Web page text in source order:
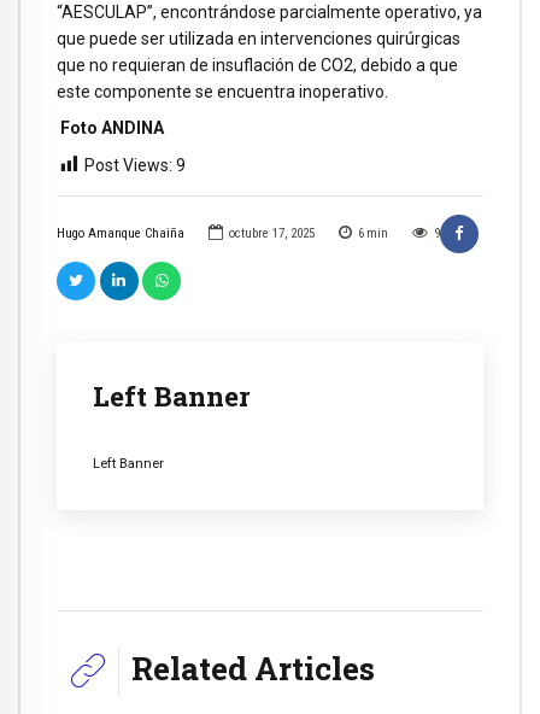
Hugo Amanque Chaiña octubre 17, 2025 6 min 9
Left Banner
Left Banner
“AESCULAP”, encontrándose parcialmente operativo, ya
que puede ser utilizada en intervenciones quirúrgicas
que no requieran de insuflación de CO2, debido a que
este componente se encuentra inoperativo.
Foto ANDINA
Post Views: 9
Related Articles